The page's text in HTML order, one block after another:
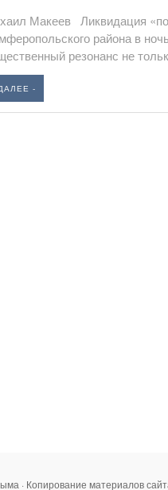
Макеев Ликвидация
района в
резонанс не
-
· Копирование материалов